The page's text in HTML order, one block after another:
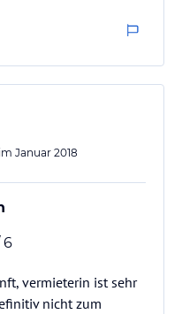
Januar 2018
6
vermieterin ist sehr
nicht zum